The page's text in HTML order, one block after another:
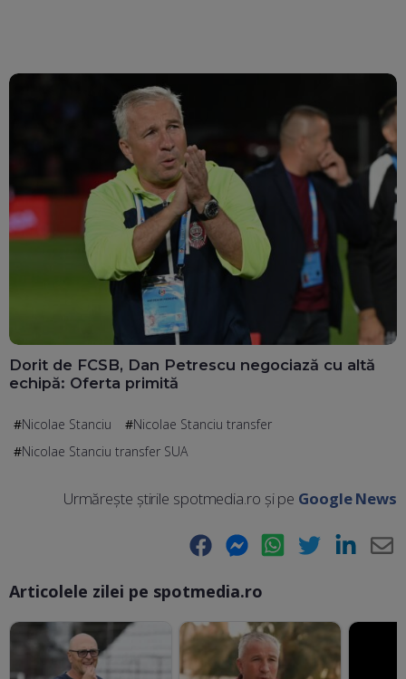
Dorit de FCSB, Dan Petrescu negociază cu altă
echipă: Oferta primită
Nicolae Stanciu
Nicolae Stanciu transfer
Nicolae Stanciu transfer SUA
Urmărește știrile spotmedia.ro și pe Google News
Facebook Messenger WhatsApp Twitter LinkedIn
Articolele zilei pe spotmedia.ro